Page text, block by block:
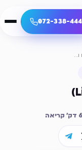
072-338-
מילון המונחים המלא לקידום אתרים ושיווק דיגיטלי
6 דק׳ קריאה